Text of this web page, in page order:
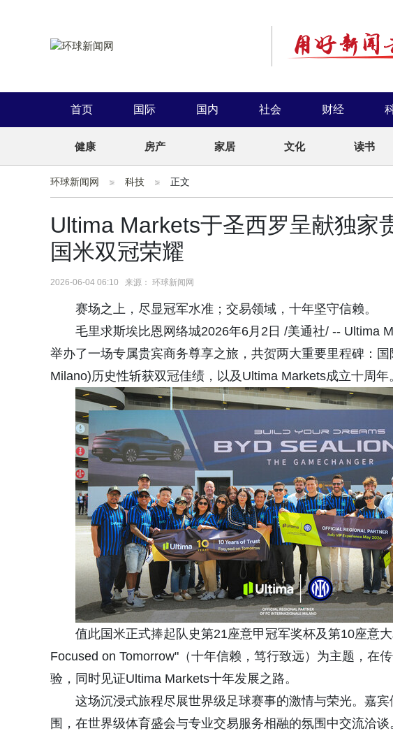
首页 国际 国内 社会 财经
健康 房产 家居 文化 读书
环球新闻网 科技 正文
Ultima Markets于圣西罗呈献独家
国米双冠荣耀
2026-06-04 06:10 来源： 环球新闻网
赛场之上，尽显冠军水准；交易领域，十年坚守信赖。
毛里求斯埃比恩网络城2026年6月2日 /美通社/ -- Ultima
举办了一场专属贵宾商务尊享之旅，共贺两大重要里程碑：
Milano)历史性斩获双冠佳绩，以及Ultima Markets成立十周年
值此国米正式捧起队史第21座意甲冠军奖杯及第10座意
Focused on Tomorrow"（十年信赖，笃行致远）为主题，在
验，同时见证Ultima Markets十年发展之路。
这场沉浸式旅程尽展世界级足球赛事的激情与荣光。嘉
围，在世界级体育盛会与专业交易服务相融的氛围中交流洽